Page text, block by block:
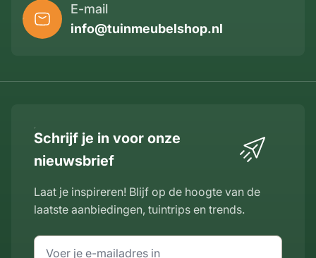
E-mail
info@tuinmeubelshop.nl
Schrijf je in voor onze
nieuwsbrief
Laat je inspireren! Blijf op de hoogte van de
laatste aanbiedingen, tuintrips en trends.
E-mailadres